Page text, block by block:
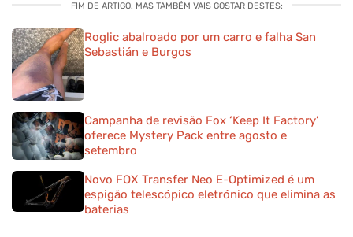
FIM DE ARTIGO. MAS TAMBÉM VAIS GOSTAR DESTES:
Roglic abalroado por um carro e falha San
Sebastián e Burgos
Campanha de revisão Fox ‘Keep It Factory’
oferece Mystery Pack entre agosto e
setembro
Novo FOX Transfer Neo E-Optimized é um
espigão telescópico eletrónico que elimina as
baterias